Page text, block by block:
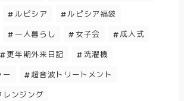
ルピシア
ルピシア福袋
一人暮らし 女子会
成人式
更年期外来日記
洗濯機
ー
超音波トリートメント
レンジング